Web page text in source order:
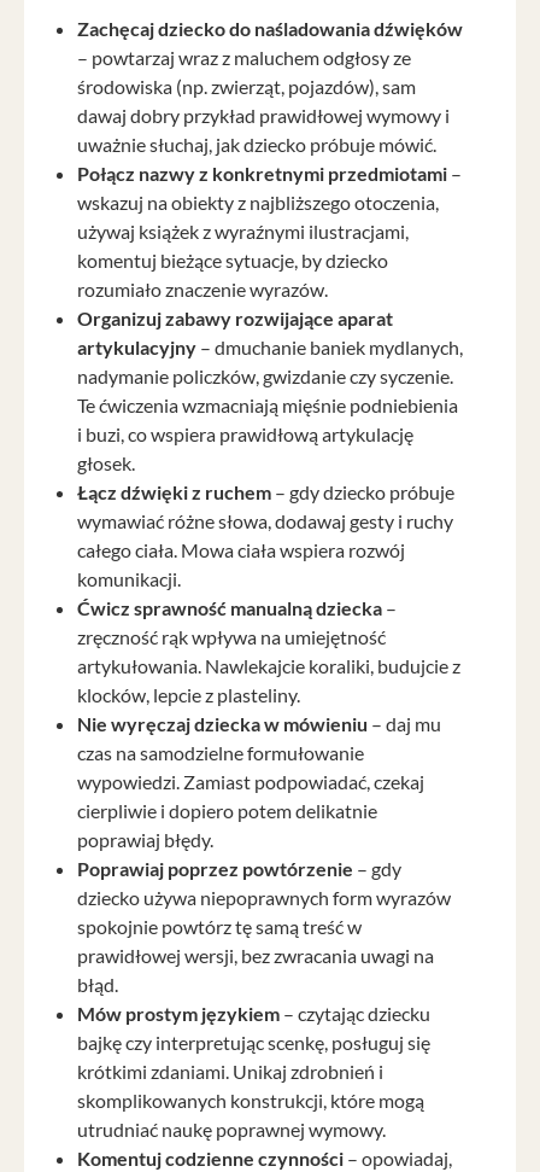
Zachęcaj dziecko do naśladowania dźwięków
– powtarzaj wraz z maluchem odgłosy ze
środowiska (np. zwierząt, pojazdów), sam
dawaj dobry przykład prawidłowej wymowy i
uważnie słuchaj, jak dziecko próbuje mówić.
Połącz nazwy z konkretnymi przedmiotami –
wskazuj na obiekty z najbliższego otoczenia,
używaj książek z wyraźnymi ilustracjami,
komentuj bieżące sytuacje, by dziecko
rozumiało znaczenie wyrazów.
Organizuj zabawy rozwijające aparat
artykulacyjny – dmuchanie baniek mydlanych,
nadymanie policzków, gwizdanie czy syczenie.
Te ćwiczenia wzmacniają mięśnie podniebienia
i buzi, co wspiera prawidłową artykulację
głosek.
Łącz dźwięki z ruchem – gdy dziecko próbuje
wymawiać różne słowa, dodawaj gesty i ruchy
całego ciała. Mowa ciała wspiera rozwój
komunikacji.
Ćwicz sprawność manualną dziecka –
zręczność rąk wpływa na umiejętność
artykułowania. Nawlekajcie koraliki, budujcie z
klocków, lepcie z plasteliny.
Nie wyręczaj dziecka w mówieniu – daj mu
czas na samodzielne formułowanie
wypowiedzi. Zamiast podpowiadać, czekaj
cierpliwie i dopiero potem delikatnie
poprawiaj błędy.
Poprawiaj poprzez powtórzenie – gdy
dziecko używa niepoprawnych form wyrazów
spokojnie powtórz tę samą treść w
prawidłowej wersji, bez zwracania uwagi na
błąd.
Mów prostym językiem – czytając dziecku
bajkę czy interpretując scenkę, posługuj się
krótkimi zdaniami. Unikaj zdrobnień i
skomplikowanych konstrukcji, które mogą
utrudniać naukę poprawnej wymowy.
Komentuj codzienne czynności – opowiadaj,